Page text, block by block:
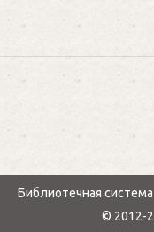
Библиотечная
© 2012-